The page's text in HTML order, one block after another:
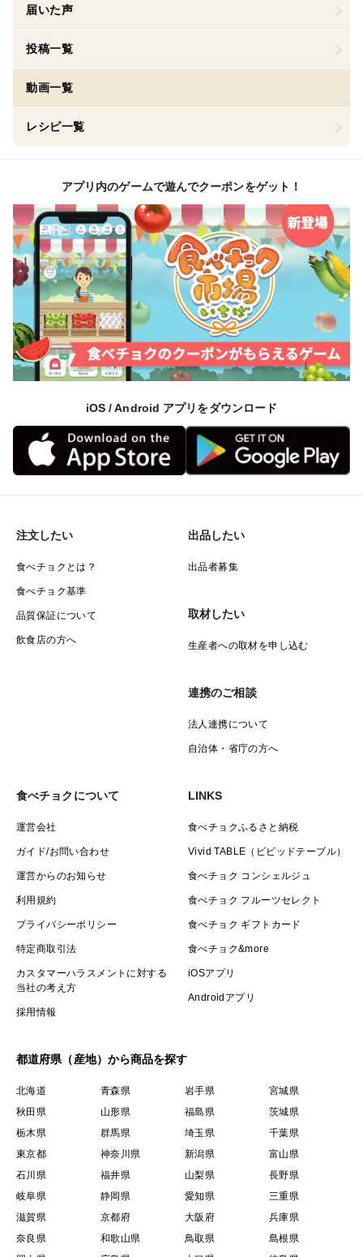
届いた声
投稿一覧
動画一覧
レシピ一覧
アプリ内のゲームで遊んでクーポンをゲット！
iOS / Android アプリをダウンロード
注文したい
食べチョクとは？
食べチョク基準
品質保証について
飲食店の方へ
出品したい
出品者募集
取材したい
生産者への取材を申し込む
連携のご相談
法人連携について
自治体・省庁の方へ
食べチョクについて
運営会社
ガイド/お問い合わせ
運営からのお知らせ
利用規約
プライバシーポリシー
特定商取引法
カスタマーハラスメントに対する
当社の考え方
採用情報
LINKS
食べチョクふるさと納税
Vivid TABLE（ビビッドテーブル）
食べチョク コンシェルジュ
食べチョク フルーツセレクト
食べチョク ギフトカード
食べチョク&more
iOSアプリ
Androidアプリ
都道府県（産地）から商品を探す
北海道 青森県 岩手県
宮城県
秋田県
山形県 福島県
茨城県
栃木県
群馬県 埼玉県
千葉県
東京都
神奈川県 新潟県
富山県
石川県
福井県 山梨県
長野県
岐阜県
静岡県 愛知県
三重県
滋賀県
京都府 大阪府
兵庫県
奈良県
和歌山県 鳥取県
島根県